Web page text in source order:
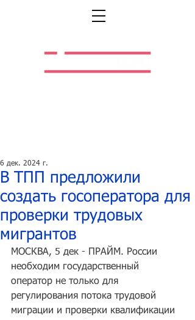
В ТПП предложили
создать госоператора для
проверки трудовых
мигрантов
6 дек. 2024 г.
МОСКВА, 5 дек - ПРАЙМ. России
необходим государственный
оператор не только для
регулирования потока трудовой
миграции и проверки квалификации